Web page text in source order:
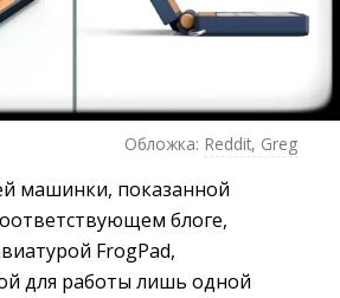
Обложка: Reddit, Greg
машинки, показанной
блоге,
FrogPad,
для работы лишь одной